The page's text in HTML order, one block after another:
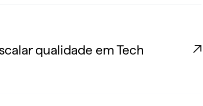
qualidade em Tech